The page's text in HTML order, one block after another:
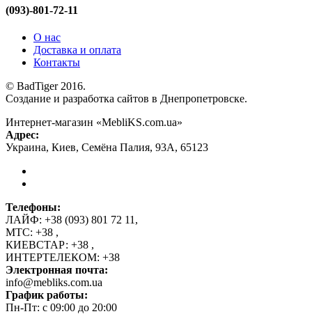
(093)-801-72-11
О нас
Доставка и оплата
Контакты
© BadTiger 2016.
Создание и разработка сайтов в Днепропетровске.
Интернет-магазин «MebliKS.com.ua»
Адрес:
Украина, Киев, Семёна Палия, 93А, 65123
Телефоны:
ЛАЙФ: +38 (093) 801 72 11 ,
МТС: +38 ,
КИЕВСТАР: +38 ,
ИНТЕРТЕЛЕКОМ: +38
Электронная почта:
info@mebliks.com.ua
График работы:
Пн-Пт: с 09:00 до 20:00